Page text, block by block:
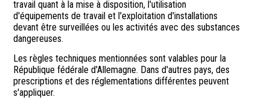
travail quant à la mise à disposition, l'utilisation
d'équipements de travail et l'exploitation d'installations
devant être surveillées ou les activités avec des substances
dangereuses.
Les règles techniques mentionnées sont valables pour la
République fédérale d'Allemagne. Dans d'autres pays, des
prescriptions et des réglementations différentes peuvent
s'appliquer.